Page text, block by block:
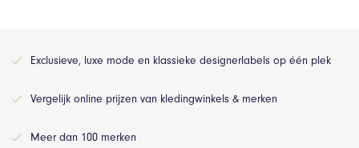
Exclusieve, luxe mode en klassieke designerlabels op één plek
Vergelijk online prijzen van kledingwinkels & merken
Meer dan 100 merken